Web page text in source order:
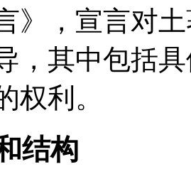
》，宣言对
，其中包括
权利。
结构